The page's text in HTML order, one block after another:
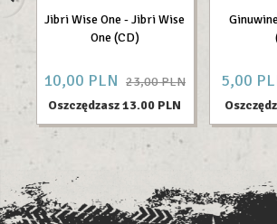
Jibri Wise One - Jibri Wise
One (CD)
10,00 PLN 23,00 PLN
Oszczędzasz 13.00 PLN
5,00